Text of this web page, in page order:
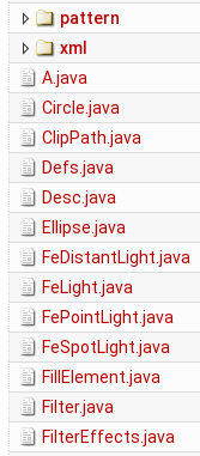
pattern
xml
A.java
Circle.java
ClipPath.java
Defs.java
Desc.java
Ellipse.java
FeDistantLight.java
FeLight.java
FePointLight.java
FeSpotLight.java
FillElement.java
Filter.java
FilterEffects.java